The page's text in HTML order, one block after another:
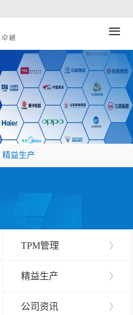
≡
精益生产
TPM管理 〉
精益生产 〉
公司资讯 〉